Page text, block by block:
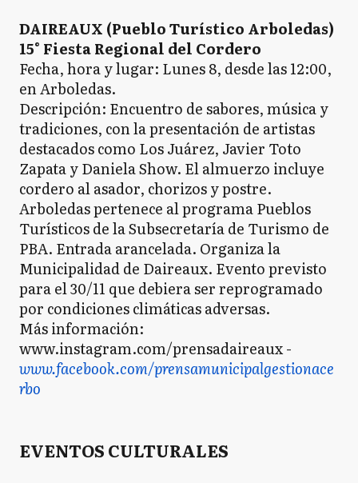
DAIREAUX (Pueblo Turístico Arboledas)
15° Fiesta Regional del Cordero
Fecha, hora y lugar: Lunes 8, desde las 12:00,
en Arboledas.
Descripción: Encuentro de sabores, música y
tradiciones, con la presentación de artistas
destacados como Los Juárez, Javier Toto
Zapata y Daniela Show. El almuerzo incluye
cordero al asador, chorizos y postre.
Arboledas pertenece al programa Pueblos
Turísticos de la Subsecretaría de Turismo de
PBA. Entrada arancelada. Organiza la
Municipalidad de Daireaux. Evento previsto
para el 30/11 que debiera ser reprogramado
por condiciones climáticas adversas.
Más información:
www.instagram.com/prensadaireaux -
www.facebook.com/prensamunicipalgestionace
rbo
EVENTOS CULTURALES